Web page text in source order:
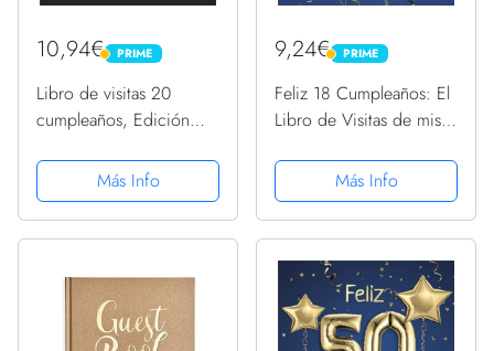
10,94€ PRIME
PRIME
Libro de visitas 20
cumpleaños, Edición
páginas, 8,5 x 8,5, para
fotos y mensajes.
Más Info
9,24€ PRIME
PRIME
Feliz 18 Cumpleaños: El
Libro de Visitas de mis
Cumpleaños - 21x21cm -
100 Páginas para
Felicitaciones, Saludos,
Más Info